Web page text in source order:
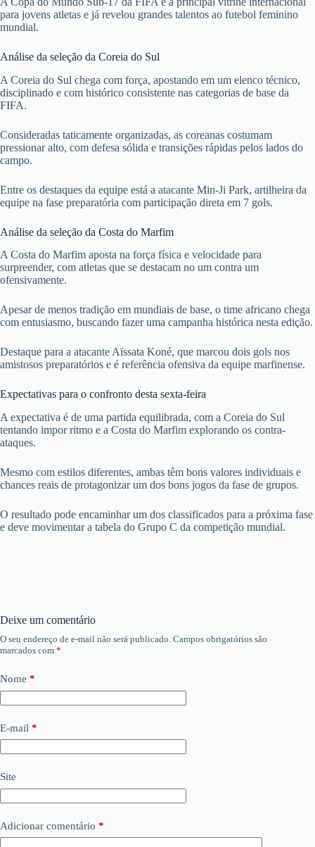
para jovens atletas e já revelou grandes talentos ao futebol feminino
mundial.
Análise da seleção da Coreia do Sul
A Coreia do Sul chega com força, apostando em um elenco técnico,
disciplinado e com histórico consistente nas categorias de base da
FIFA.
Consideradas taticamente organizadas, as coreanas costumam
pressionar alto, com defesa sólida e transições rápidas pelos lados do
campo.
Entre os destaques da equipe está a atacante Min-Ji Park, artilheira da
equipe na fase preparatória com participação direta em 7 gols.
Análise da seleção da Costa do Marfim
A Costa do Marfim aposta na força física e velocidade para
surpreender, com atletas que se destacam no um contra um
ofensivamente.
Apesar de menos tradição em mundiais de base, o time africano chega
com entusiasmo, buscando fazer uma campanha histórica nesta edição.
Destaque para a atacante Aïssata Koné, que marcou dois gols nos
amistosos preparatórios e é referência ofensiva da equipe marfinense.
Expectativas para o confronto desta sexta-feira
A expectativa é de uma partida equilibrada, com a Coreia do Sul
tentando impor ritmo e a Costa do Marfim explorando os contra-
ataques.
Mesmo com estilos diferentes, ambas têm bons valores individuais e
chances reais de protagonizar um dos bons jogos da fase de grupos.
O resultado pode encaminhar um dos classificados para a próxima fase
e deve movimentar a tabela do Grupo C da competição mundial.
Deixe um comentário
O seu endereço de e-mail não será publicado. Campos obrigatórios são
marcados com *
Nome *
E-mail *
Site
Adicionar comentário *